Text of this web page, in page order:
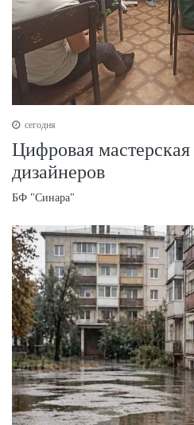
сегодня
Цифровая
дизайнеров
БФ "Синара"